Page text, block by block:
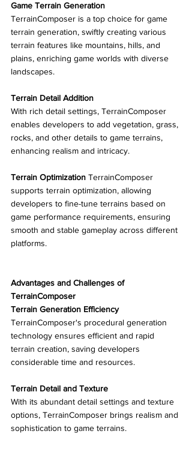
Game Terrain Generation
TerrainComposer is a top choice for game
terrain generation, swiftly creating various
terrain features like mountains, hills, and
plains, enriching game worlds with diverse
landscapes.
Terrain Detail Addition
With rich detail settings, TerrainComposer
enables developers to add vegetation, grass,
rocks, and other details to game terrains,
enhancing realism and intricacy.
Terrain Optimization TerrainComposer
supports terrain optimization, allowing
developers to fine-tune terrains based on
game performance requirements, ensuring
smooth and stable gameplay across different
platforms.
Advantages and Challenges of
TerrainComposer
Terrain Generation Efficiency
TerrainComposer's procedural generation
technology ensures efficient and rapid
terrain creation, saving developers
considerable time and resources.
Terrain Detail and Texture
With its abundant detail settings and texture
options, TerrainComposer brings realism and
sophistication to game terrains.